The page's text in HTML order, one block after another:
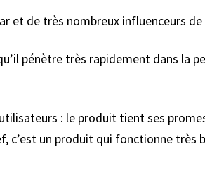
et de très nombreux influenceurs
pénètre très rapidement dans la
: le produit tient ses
c’est un produit qui fonctionne